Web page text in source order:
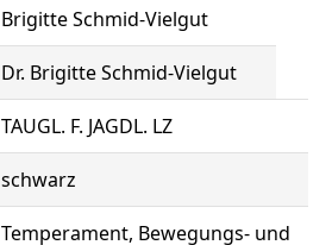
Brigitte Schmid-Vielgut
Dr. Brigitte Schmid-Vielgut
TAUGL. F. JAGDL. LZ
schwarz
Temperament, Bewegungs- und